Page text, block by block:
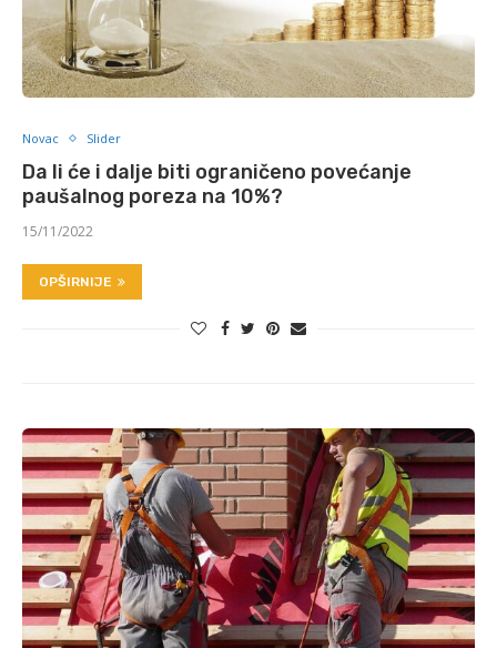
Novac Slider
Da li će i dalje biti ograničeno povećanje
paušalnog poreza na 10%?
15/11/2022
OPŠIRNIJE